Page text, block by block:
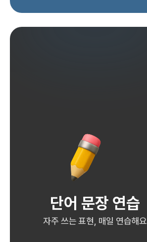
단어 문장 연습
자주 쓰는 표현, 매일 연습해요